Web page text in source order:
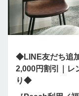
◆LINE友だち追
2,000円割引｜レ
り◆